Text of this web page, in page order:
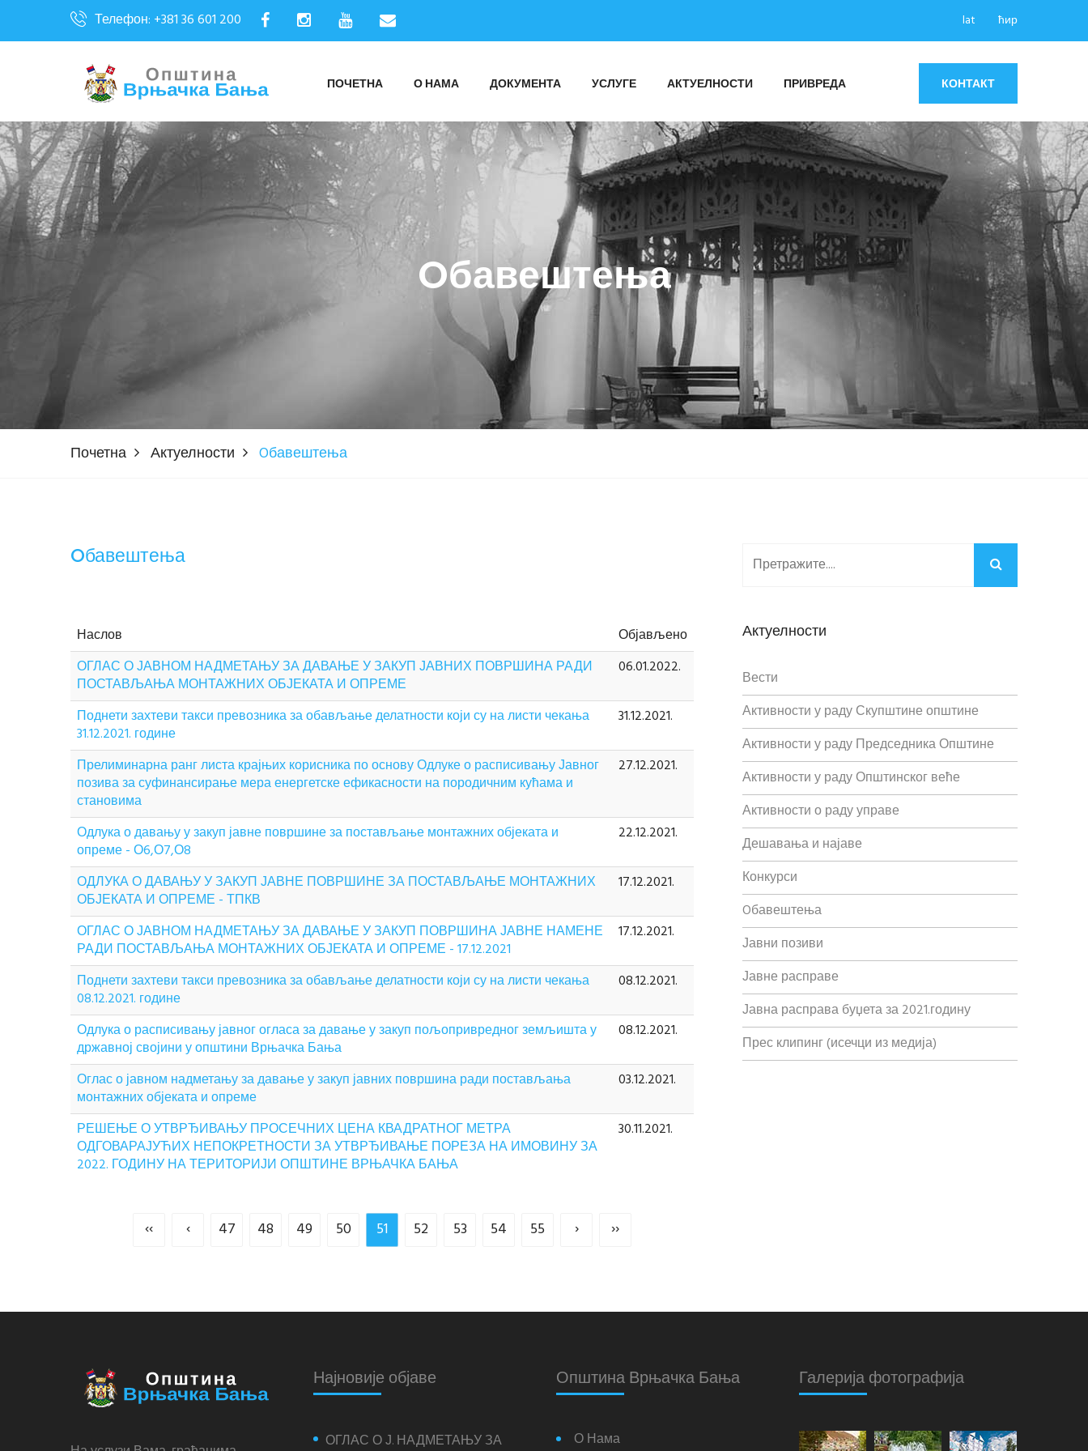
Телефон: +381 36 601 200 lat ћир
ПОЧЕТНА О НАМА ДОКУМЕНТА УСЛУГЕ АКТУЕЛНОСТИ ПРИВРЕДА КОНТАКТ
Oбавештења
Почетна Актуелности Oбавештења
Oбавештења
Наслов
Објављено
ОГЛАС О ЈАВНОМ НАДМЕТАЊУ ЗА ДАВАЊЕ У ЗАКУП ЈАВНИХ ПОВРШИНА РАДИ
ПОСТАВЉАЊА МОНТАЖНИХ ОБЈЕКАТА И ОПРЕМЕ
06.01.2022.
Поднети захтеви такси превозника за обављање делатности који су на листи чекања
31.12.2021. године
31.12.2021.
Прелиминарна ранг листа крајњих корисника по основу Одлуке о расписивању Јавног
позива за суфинансирање мера енергетске ефикасности на породичним кућама и
становима
27.12.2021.
Одлука о давању у закуп јавне површине за постављање монтажних објеката и
опреме - О6,О7,О8
22.12.2021.
ОДЛУКА О ДАВАЊУ У ЗАКУП ЈАВНЕ ПОВРШИНЕ ЗА ПОСТАВЉАЊЕ МОНТАЖНИХ
ОБЈЕКАТА И ОПРЕМЕ - ТПКВ
17.12.2021.
ОГЛАС О ЈАВНОМ НАДМЕТАЊУ ЗА ДАВАЊЕ У ЗАКУП ПОВРШИНА ЈАВНЕ НАМЕНЕ
РАДИ ПОСТАВЉАЊА МОНТАЖНИХ ОБЈЕКАТА И ОПРЕМЕ - 17.12.2021
17.12.2021.
Поднети захтеви такси превозника за обављање делатности који су на листи чекања
08.12.2021. године
08.12.2021.
Одлука о расписивању јавног огласа за давање у закуп пољопривредног земљишта у
државној својини у општини Врњачка Бања
08.12.2021.
Оглас о јавном надметању за давање у закуп јавних површина ради постављања
монтажних објеката и опреме
03.12.2021.
РЕШЕЊЕ О УТВРЂИВАЊУ ПРОСЕЧНИХ ЦЕНА КВАДРАТНОГ МЕТРА
ОДГОВАРАЈУЋИХ НЕПОКРЕТНОСТИ ЗА УТВРЂИВАЊЕ ПОРЕЗА НА ИМОВИНУ ЗА
2022. ГОДИНУ НА ТЕРИТОРИЈИ ОПШТИНЕ ВРЊАЧКА БАЊА
30.11.2021.
‹‹ ‹ 47 48 49 50 51 52 53 54 55 › ››
Актуелности
Вести
Активности у раду Скупштине општине
Активности у раду Председника Општине
Активности у раду Општинског веће
Активности о раду управе
Дешавања и најаве
Конкурси
Oбавештења
Јавни позиви
Јавне расправе
Јавна расправа буџета за 2021.годину
Прес клипинг (исечци из медија)
Најновије објаве
ОГЛАС О Ј. НАДМЕТАЊУ ЗА
Општина Врњачка Бања
О Нама
Галерија фотографија